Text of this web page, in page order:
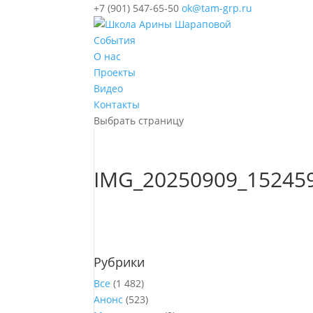
+7 (901) 547-65-50 ok@tam-grp.ru
События
О нас
Проекты
Видео
Контакты
Выбрать страницу
Рубрики
Все (1 482)
Анонс (523)